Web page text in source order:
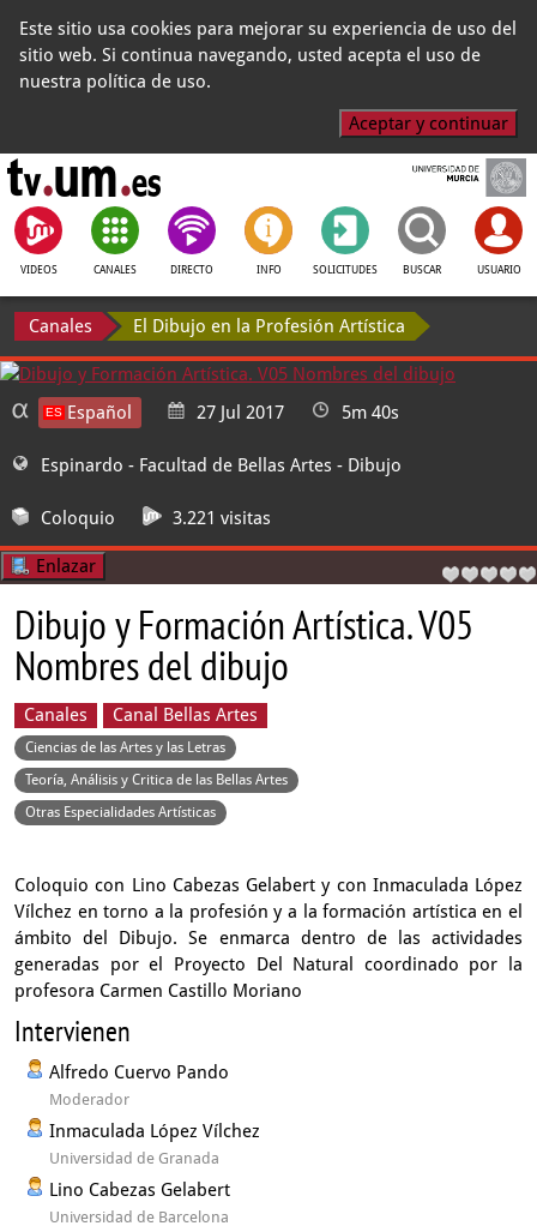
Este sitio usa cookies para mejorar su experiencia de uso del
sitio web. Si continua navegando, usted acepta el uso de
nuestra política de uso.
Aceptar y continuar
VIDEOS CANALES DIRECTO INFO SOLICITUDES BUSCAR USUARIO
Canales El Dibujo en la Profesión Artística
Español 27 Jul 2017 5m 40s
Espinardo - Facultad de Bellas Artes - Dibujo
Coloquio 3.221 visitas
Enlazar
Dibujo y Formación Artística. V05
Nombres del dibujo
Canales Canal Bellas Artes
Ciencias de las Artes y las Letras
Teoría, Análisis y Critica de las Bellas Artes
Otras Especialidades Artísticas
Coloquio con Lino Cabezas Gelabert y con Inmaculada López
Vílchez en torno a la profesión y a la formación artística en el
ámbito del Dibujo. Se enmarca dentro de las actividades
generadas por el Proyecto Del Natural coordinado por la
profesora Carmen Castillo Moriano
Intervienen
Alfredo Cuervo Pando
Moderador
Inmaculada López Vílchez
Universidad de Granada
Lino Cabezas Gelabert
Universidad de Barcelona